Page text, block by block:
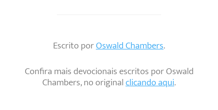
Escrito porOswald Chambers.
Confira mais devocionais escritos por Oswald
Chambers, no originalclicando aqui.